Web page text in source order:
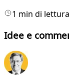
1 min di lettura
Idee e